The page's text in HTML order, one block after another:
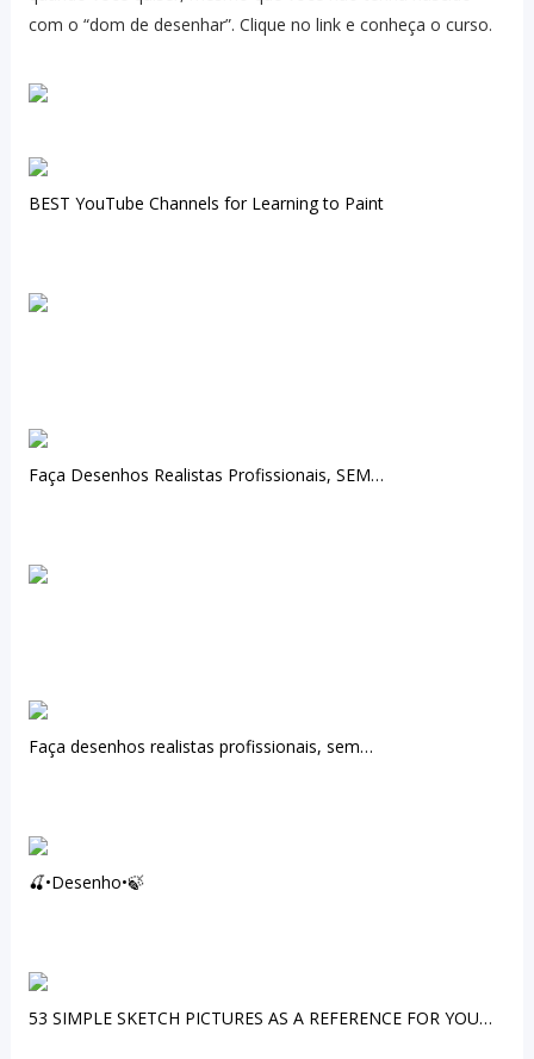
com o “dom de desenhar”. Clique no link e conheça o curso.
BEST YouTube Channels for Learning to Paint
Faça Desenhos Realistas Profissionais, SEM…
Faça desenhos realistas profissionais, sem…
🍒•Desenho•🍃
53 SIMPLE SKETCH PICTURES AS A REFERENCE FOR YOU…